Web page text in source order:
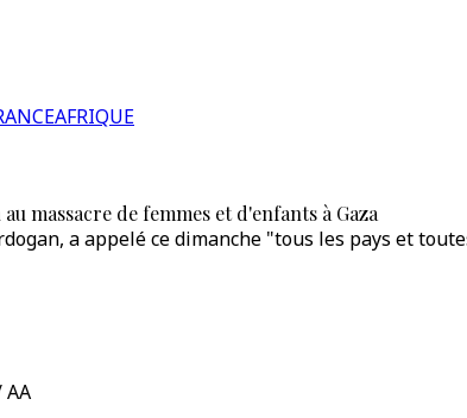
AFRIQUE
massacre de femmes et d'enfants à Gaza
a appelé ce dimanche "tous les pays et